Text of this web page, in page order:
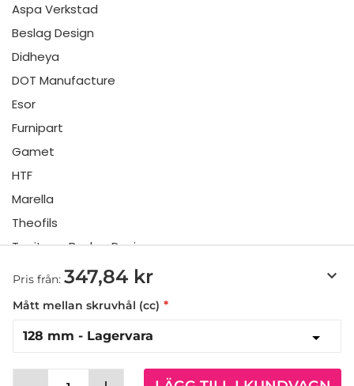
Pris från: 347,84 kr keyboard_arrow_down
Mått mellan skruvhål (cc)
Aspa Verkstad
Beslag Design
Didheya
DOT Manufacture
Esor
Furnipart
Gamet
HTF
Marella
Theofils
Toniton x Beslag Design
Twentytwo
Viefe